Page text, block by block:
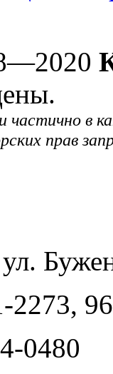
частично в
прав
2273,
0480